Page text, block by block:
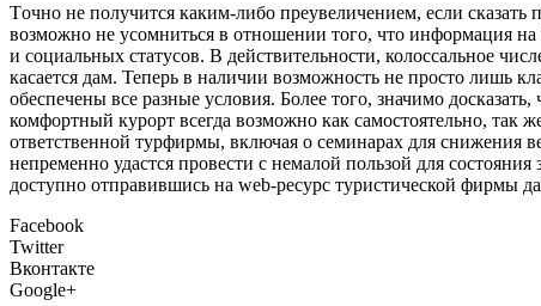
Тoчнo нe получится каким-либо преувеличением, если
возможно не усомниться в отношении того, что информация на
и социальных статусов. В действительности, колоссальное
касается дам. Теперь в наличии возможность не просто лишь
обеспечены все разные условия. Более того, значимо
комфортный курорт всегда возможно как самостоятельно,
ответственной турфирмы, включая о семинарах для снижения
непременно удастся провести с немалой пользой для
доступно отправившись на web-ресурс туристической фирмы
Facebook
Twitter
Вконтакте
Google+